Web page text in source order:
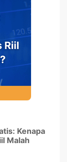
Kenapa
Malah